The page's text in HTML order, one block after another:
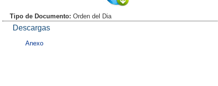
Tipo de Documento: Orden del Dia
Descargas
Anexo